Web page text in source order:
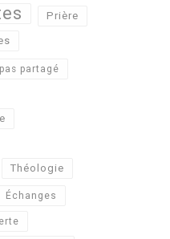
Prière
partagé
Théologie
Échanges